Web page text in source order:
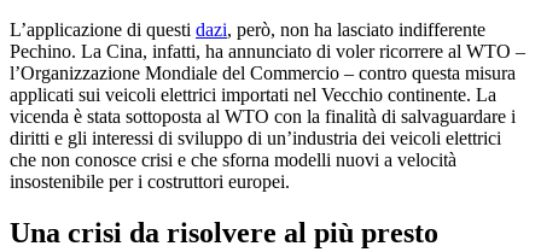
L’applicazione di questi dazi, però, non ha lasciato indifferente
Pechino. La Cina, infatti, ha annunciato di voler ricorrere al WTO –
l’Organizzazione Mondiale del Commercio – contro questa misura
applicati sui veicoli elettrici importati nel Vecchio continente. La
vicenda è stata sottoposta al WTO con la finalità di salvaguardare i
diritti e gli interessi di sviluppo di un’industria dei veicoli elettrici
che non conosce crisi e che sforna modelli nuovi a velocità
insostenibile per i costruttori europei.
Una crisi da risolvere al più presto